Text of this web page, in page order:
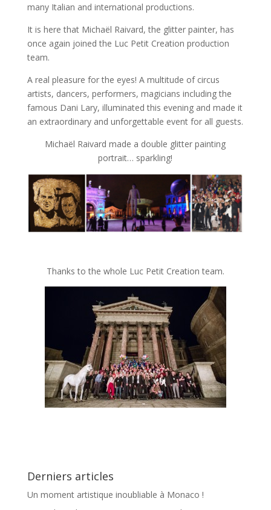
many Italian and international productions.
It is here that Michaël Raivard, the glitter painter, has
once again joined the Luc Petit Creation production
team.
A real pleasure for the eyes! A multitude of circus
artists, dancers, performers, magicians including the
famous Dani Lary, illuminated this evening and made it
an extraordinary and unforgettable event for all guests.
Michaël Raivard made a double glitter painting
portrait… sparkling!
Thanks to the whole Luc Petit Creation team.
Derniers articles
Un moment artistique inoubliable à Monaco !